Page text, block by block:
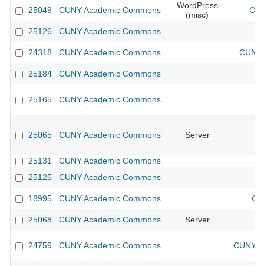
25049 CUNY Academic Commons
WordPress
(misc)
25126 CUNY Academic Commons
24318 CUNY Academic Commons
25184 CUNY Academic Commons
25165 CUNY Academic Commons
25065 CUNY Academic Commons Server
25131
CUNY Academic Commons
25125
CUNY Academic Commons
18995 CUNY Academic Commons
25068 CUNY Academic Commons Server
24759 CUNY Academic Commons CUNY